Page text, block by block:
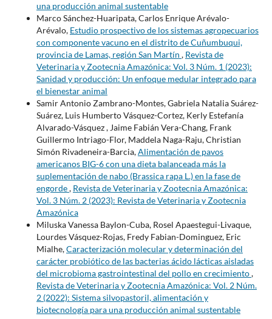
una producción animal sustentable
Marco Sánchez-Huaripata, Carlos Enrique Arévalo-
Arévalo, Estudio prospectivo de los sistemas agropecuarios
con componente vacuno en el distrito de Cuñumbuqui,
provincia de Lamas, región San Martín , Revista de
Veterinaria y Zootecnia Amazónica: Vol. 3 Núm. 1 (2023):
Sanidad y producción: Un enfoque medular integrado para
el bienestar animal
Samir Antonio Zambrano-Montes, Gabriela Natalia Suárez-
Suárez, Luis Humberto Vásquez-Cortez, Kerly Estefanía
Alvarado-Vásquez , Jaime Fabián Vera-Chang, Frank
Guillermo Intriago-Flor, Maddela Naga-Raju, Christian
Simón Rivadeneira-Barcia,Alimentación de pavos
americanos BIG-6 con una dieta balanceada más la
suplementación de nabo (Brassica rapa L.) en la fase de
engorde, Revista de Veterinaria y Zootecnia Amazónica:
Vol. 3 Núm. 2 (2023): Revista de Veterinaria y Zootecnia
Amazónica
Miluska Vanessa Baylon-Cuba, Rosel Apaestegui-Livaque,
Lourdes Vásquez-Rojas, Fredy Fabian-Dominguez, Eric
Mialhe,Caracterización molecular y determinación del
carácter probiótico de las bacterias ácido lácticas aisladas
del microbioma gastrointestinal del pollo en crecimiento,
Revista de Veterinaria y Zootecnia Amazónica: Vol. 2 Núm.
2 (2022): Sistema silvopastoril, alimentación y
biotecnología para una producción animal sustentable